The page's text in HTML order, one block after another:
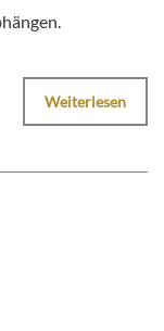
Weiterlesen